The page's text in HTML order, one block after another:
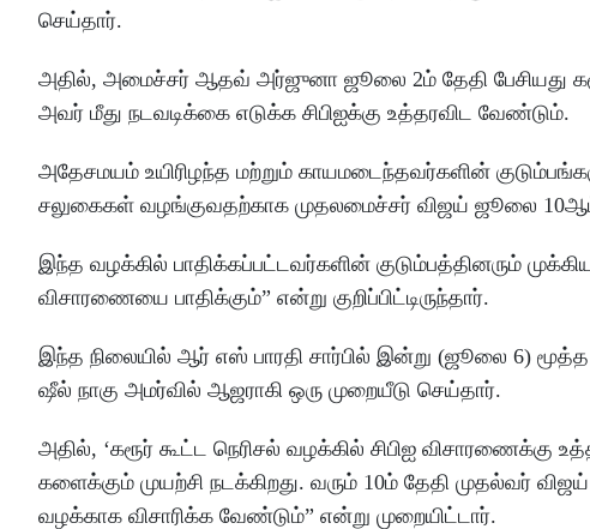
செய்தார்.
அதில், அமைச்சர் ஆதவ் அர்ஜுனா ஜூலை 2ம் தேதி பேசியது
அவர் மீது நடவடிக்கை எடுக்க சிபிஐக்கு உத்தரவிட வேண்டும்.
அதேசமயம் உயிரிழந்த மற்றும் காயமடைந்தவர்களின்
சலுகைகள் வழங்குவதற்காக முதலமைச்சர் விஜய் ஜூலை
இந்த வழக்கில் பாதிக்கப்பட்டவர்களின் குடும்பத்தினரும்
விசாரணையை பாதிக்கும்” என்று குறிப்பிட்டிருந்தார்.
இந்த நிலையில் ஆர் எஸ் பாரதி சார்பில் இன்று (ஜூலை 6)
ஷீல் நாகு அமர்வில் ஆஜராகி ஒரு முறையீடு செய்தார்.
அதில், ‘கரூர் கூட்ட நெரிசல் வழக்கில் சிபிஐ விசாரணைக்கு
களைக்கும் முயற்சி நடக்கிறது. வரும் 10ம் தேதி முதல்வர்
வழக்காக விசாரிக்க வேண்டும்” என்று முறையிட்டார்.